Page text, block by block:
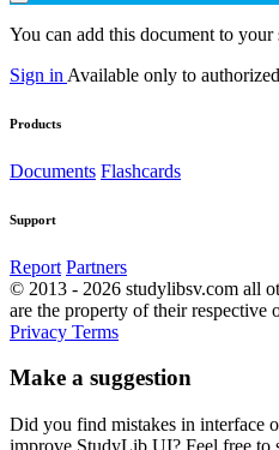
You can add this document to your
Sign in Available only to
Products
Documents Flashcards
Support
Report Partners
© 2013 - 2026 studylibsv.com all
are the property of their respective
Privacy Terms
Make a suggestion
Did you find mistakes in interface